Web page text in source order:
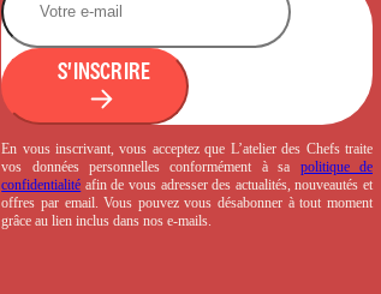
S'INSCRIRE
En vous inscrivant, vous acceptez que L’atelier des Chefs traite
vos données personnelles conformément à sa politique de
confidentialité afin de vous adresser des actualités, nouveautés et
offres par email. Vous pouvez vous désabonner à tout moment
grâce au lien inclus dans nos e-mails.